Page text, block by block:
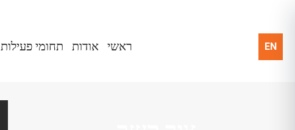
ראשי אודות תחומי פעילות EN